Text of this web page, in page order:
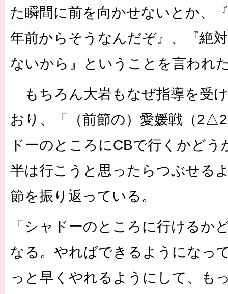
た瞬間に前を向かせないとか、
年前からそうなんだぞ』、『絶
ないから』ということを言われ
もちろん大岩もなぜ指導を受
おり、「（前節の）愛媛戦（
ドーのところにCBで行くかど
半は行こうと思ったらつぶせる
節を振り返っている。
「シャドーのところに行けるか
なる。やればできるようになっ
っと早くやれるようにして、も